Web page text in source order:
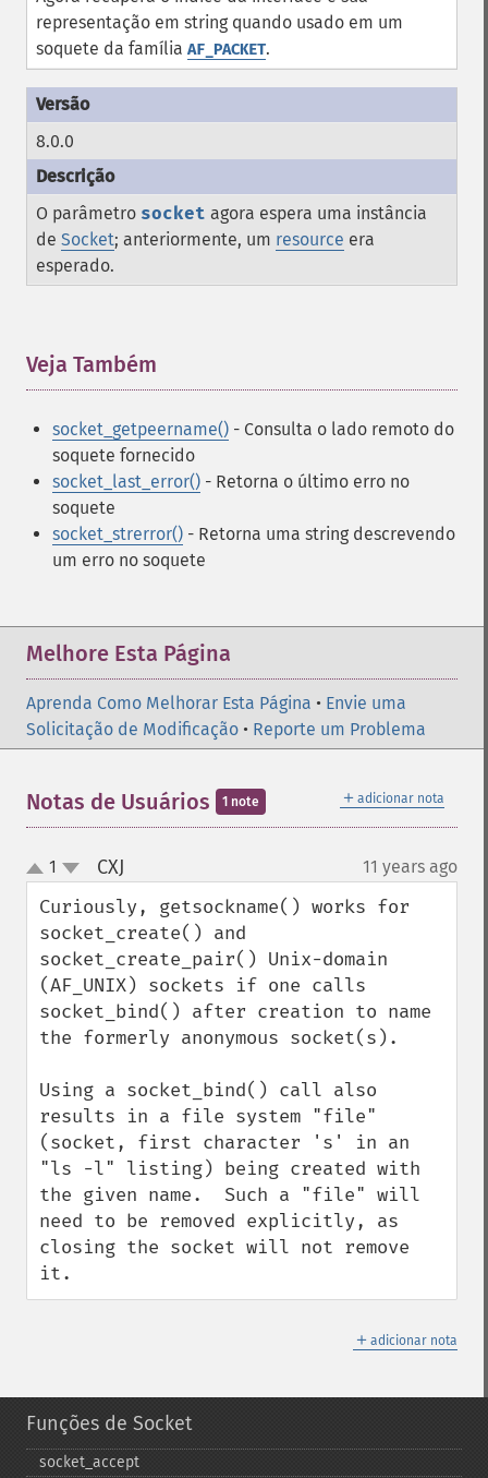
representação em string quando usado em um
soquete da família AF_PACKET.
8.0.0
O parâmetro socket agora espera uma instância
de Socket; anteriormente, um resource era
esperado.
Veja Também
socket_getpeername() - Consulta o lado remoto do
soquete fornecido
socket_last_error() - Retorna o último erro no
soquete
socket_strerror() - Retorna uma string descrevendo
um erro no soquete
Melhore Esta Página
Aprenda Como Melhorar Esta Página • Envie uma
Solicitação de Modificação • Reporte um Problema
＋ adicionar nota
Notas de Usuários 1 note
up
down
1 CXJ 11 years ago
Curiously, getsockname() works for
socket_create() and
socket_create_pair() Unix-domain
(AF_UNIX) sockets if one calls
socket_bind() after creation to name
the formerly anonymous socket(s).
Using a socket_bind() call also
results in a file system "file"
(socket, first character 's' in an
"ls -l" listing) being created with
the given name.  Such a "file" will
need to be removed explicitly, as
closing the socket will not remove
it.
＋ adicionar nota
Funções de Socket
socket_​accept